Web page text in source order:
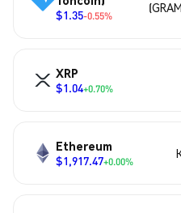
$1.35-0.55%
XRP
$1.04+0.70%
Ethereum
$1,917.47+0.00%